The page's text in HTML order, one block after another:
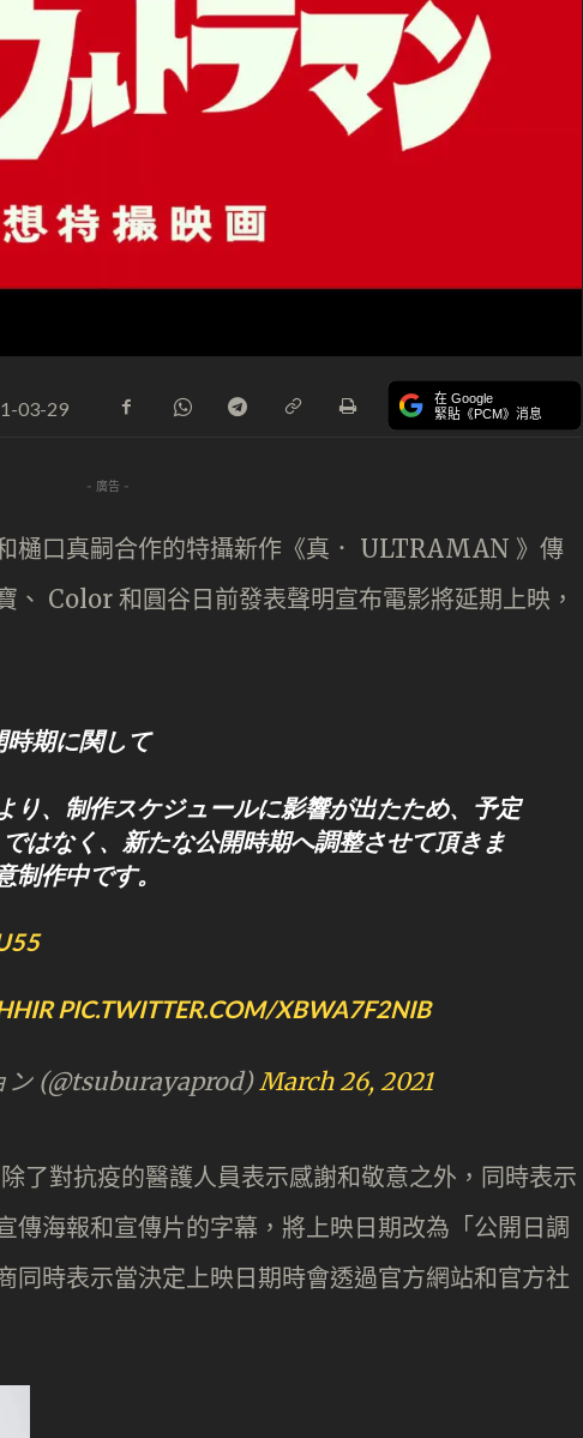
03-29 在 Google
緊貼《PCM》消息
- 廣告 -
樋口真嗣合作的特攝新作《真． ULTRAMAN 》傳
、 Color 和圓谷日前發表聲明宣布電影將延期上映，
時期に関して
り、制作スケジュールに影響が出たため、予定
はなく、新たな公開時期へ調整させて頂きま
制作中です。
PIC.TWITTER.COM/XBWA7F2NIB
ン (@tsuburayaprod)March 26, 2021
了對抗疫的醫護人員表示感謝和敬意之外，同時表示
傳海報和宣傳片的字幕，將上映日期改為「公開日調
同時表示當決定上映日期時會透過官方網站和官方社